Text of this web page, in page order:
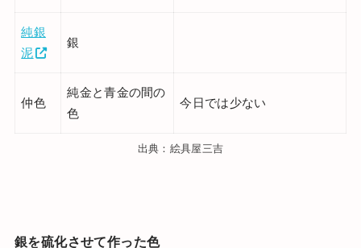
純銀
泥
銀
仲色
純金と青金の間の
色
今日では少ない
出典：絵具屋三吉
銀を硫化させて作った色